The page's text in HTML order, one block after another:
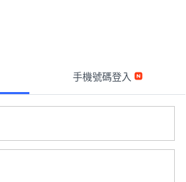
手機號碼登入